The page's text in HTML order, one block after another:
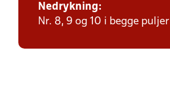
Nedrykning:
Nr. 8, 9 og 10 i begge puljer